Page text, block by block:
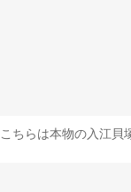
こちらは本物の入江貝